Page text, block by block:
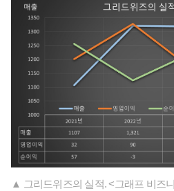
▲ 그리드위즈의 실적. <그래프 비즈